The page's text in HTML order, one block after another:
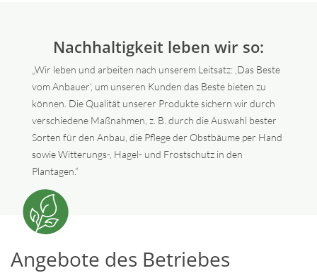
Nachhaltigkeit leben wir so:
„Wir leben und arbeiten nach unserem Leitsatz: ‚Das Beste
vom Anbauer‘, um unseren Kunden das Beste bieten zu
können. Die Qualität unserer Produkte sichern wir durch
verschiedene Maßnahmen, z. B. durch die Auswahl bester
Sorten für den Anbau, die Pflege der Obstbäume per Hand
sowie Witterungs-, Hagel- und Frostschutz in den
Plantagen.“
Angebote des Betriebes